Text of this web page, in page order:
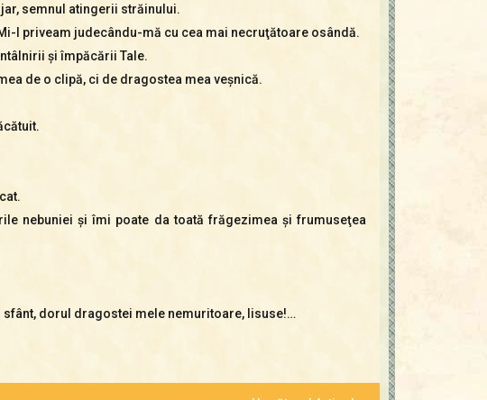
semnul atingerii străinului.
l priveam judecându-mă cu cea mai necruţătoare osândă.
şi împăcării Tale.
de o clipă, ci de dragostea mea veşnică.
nebuniei şi îmi poate da toată frăgezimea şi frumuseţea
dorul dragostei mele nemuritoare, Iisuse!…